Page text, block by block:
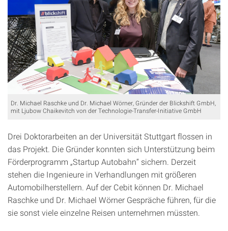
Dr. Michael Raschke und Dr. Michael Wörner, Gründer der Blickshift GmbH,
mit Ljubow Chaikevitch von der Technologie-Transfer-Initiative GmbH
Drei Doktorarbeiten an der Universität Stuttgart flossen in
das Projekt. Die Gründer konnten sich Unterstützung beim
Förderprogramm „Startup Autobahn“ sichern. Derzeit
stehen die Ingenieure in Verhandlungen mit größeren
Automobilherstellern. Auf der Cebit können Dr. Michael
Raschke und Dr. Michael Wörner Gespräche führen, für die
sie sonst viele einzelne Reisen unternehmen müssten.